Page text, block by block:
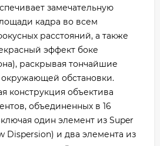
замечательную
кадра во всем
расстояний, а также
эффект боке
раскрывая тончайшие
окружающей обстановки.
конструкция объектива
объединенных в 16
один элемент из Super
Dispersion) и два элемента из